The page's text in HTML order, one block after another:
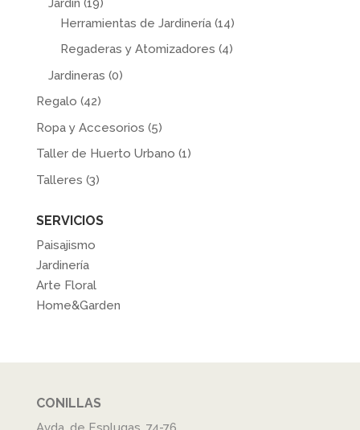
Jardín (19)
Herramientas de Jardinería (14)
Regaderas y Atomizadores (4)
Jardineras (0)
Regalo (42)
Ropa y Accesorios (5)
Taller de Huerto Urbano (1)
Talleres (3)
SERVICIOS
Paisajismo
Jardinería
Arte Floral
Home&Garden
CONILLAS